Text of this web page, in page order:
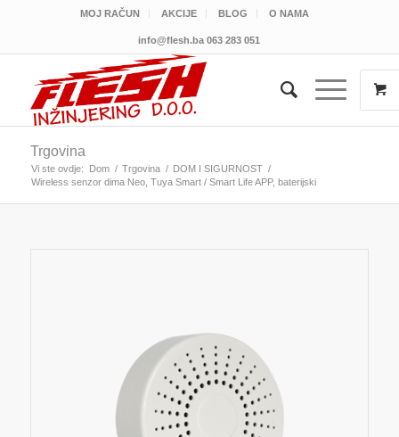
MOJ RAČUN AKCIJE BLOG O NAMA
info@flesh.ba 063 283 051
Trgovina
Vi ste ovdje: Dom / Trgovina / DOM I SIGURNOST /
Wireless senzor dima Neo, Tuya Smart / Smart Life APP, baterijski